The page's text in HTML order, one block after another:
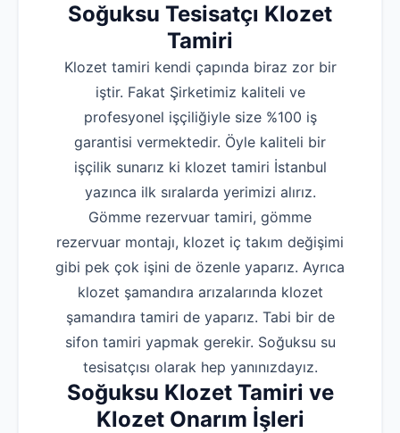
Soğuksu Tesisatçı Klozet
Tamiri
Klozet tamiri kendi çapında biraz zor bir
iştir. Fakat Şirketimiz kaliteli ve
profesyonel işçiliğiyle size %100 iş
garantisi vermektedir. Öyle kaliteli bir
işçilik sunarız ki klozet tamiri İstanbul
yazınca ilk sıralarda yerimizi alırız.
Gömme rezervuar tamiri, gömme
rezervuar montajı, klozet iç takım değişimi
gibi pek çok işini de özenle yaparız. Ayrıca
klozet şamandıra arızalarında klozet
şamandıra tamiri de yaparız. Tabi bir de
sifon tamiri yapmak gerekir. Soğuksu su
tesisatçısı olarak hep yanınızdayız.
Soğuksu Klozet Tamiri ve
Klozet Onarım İşleri